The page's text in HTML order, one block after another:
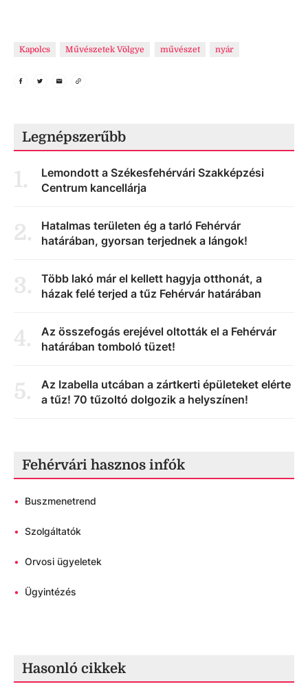
Kapolcs Művészetek Völgye művészet nyár
Legnépszerűbb
1.
Lemondott a Székesfehérvári Szakképzési
Centrum kancellárja
2.
Hatalmas területen ég a tarló Fehérvár
határában, gyorsan terjednek a lángok!
3.
Több lakó már el kellett hagyja otthonát, a
házak felé terjed a tűz Fehérvár határában
4.
Az összefogás erejével oltották el a Fehérvár
határában tomboló tüzet!
5.
Az Izabella utcában a zártkerti épületeket elérte
a tűz! 70 tűzoltó dolgozik a helyszínen!
Fehérvári hasznos infók
• Buszmenetrend
• Szolgáltatók
• Orvosi ügyeletek
• Ügyintézés
Hasonló cikkek